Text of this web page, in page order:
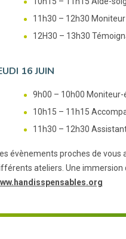
11h30 – 12h30 Moniteur
12H30 – 13h30
16 JUIN
9h00 – 10h00
10h15 – 11h15
11h30 – 12h30
évènements proches de
ateliers. Une immersion